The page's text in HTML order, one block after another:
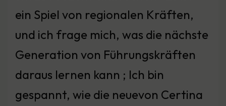
ein Spiel von regionalen Kräften,
und ich frage mich, was die nächste
Generation von Führungskräften
daraus lernen kann ; Ich bin
gespannt, wie die neuevon Certina